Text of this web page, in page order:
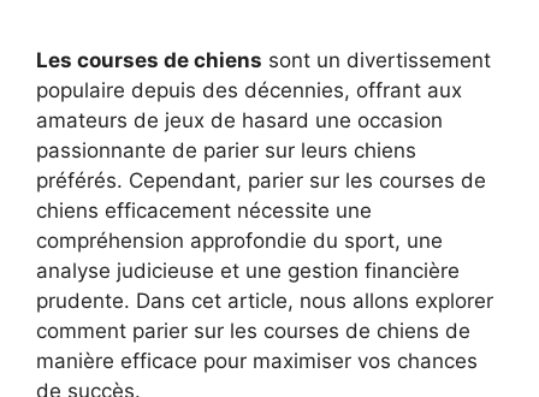
Les courses de chiens sont un divertissement
populaire depuis des décennies, offrant aux
amateurs de jeux de hasard une occasion
passionnante de parier sur leurs chiens
préférés. Cependant, parier sur les courses de
chiens efficacement nécessite une
compréhension approfondie du sport, une
analyse judicieuse et une gestion financière
prudente. Dans cet article, nous allons explorer
comment parier sur les courses de chiens de
manière efficace pour maximiser vos chances
de succès.